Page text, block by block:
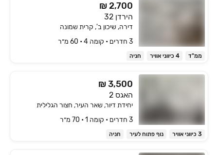
₪ 2,700
הירדן 32
דירה, שיכון ב', קרית שמונה
3 חדרים • קומה ‎4‏ • 60 מ״ר
ממ"ד 4 כיווני אוויר חניה
₪ 3,500
האגס 2
יחידת דיור, שאר העיר, חצור הגלילית
3 חדרים • קומה ‎1‏ • 70 מ״ר
3 כיווני אוויר נוף פתוח לעיר חניה